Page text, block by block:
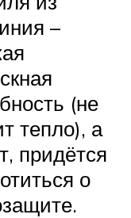
–
(не
тепло), а
придётся
о